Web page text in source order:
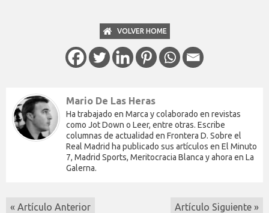
VOLVER HOME
Mario De Las Heras
Ha trabajado en Marca y colaborado en revistas
como Jot Down o Leer, entre otras. Escribe
columnas de actualidad en Frontera D. Sobre el
Real Madrid ha publicado sus artículos en El Minuto
7, Madrid Sports, Meritocracia Blanca y ahora en La
Galerna.
« Artículo Anterior Artículo Siguiente »